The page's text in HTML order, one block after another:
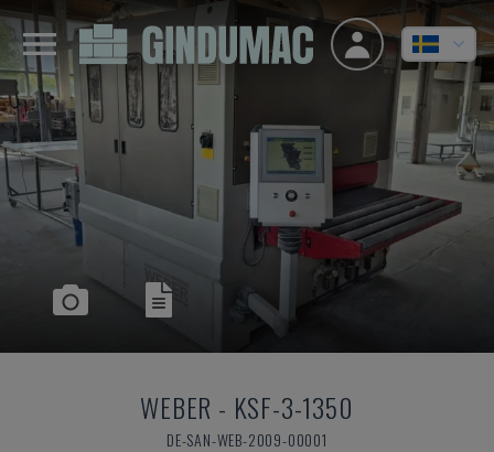
WEBER - KSF-3-1350
DE-SAN-WEB-2009-00001